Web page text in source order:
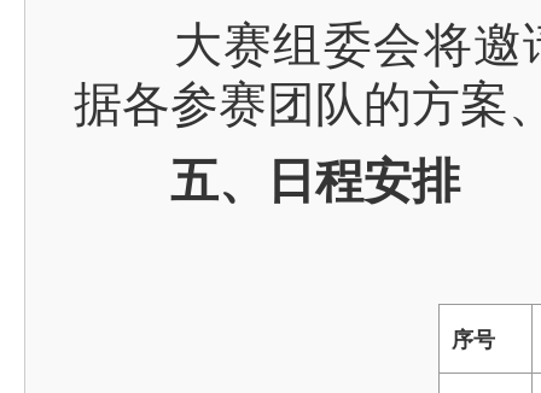
大赛组委会将邀
据各参赛团队的方案
五、日程安排
序号